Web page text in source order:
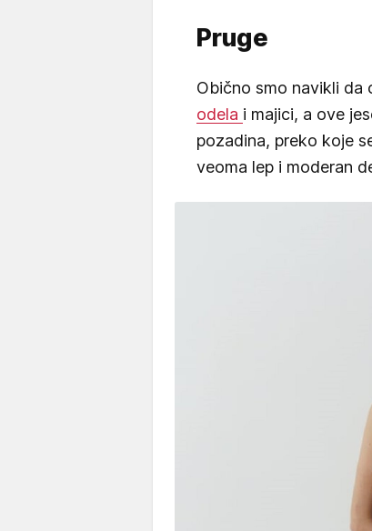
Pruge
Obično smo navikli da
odela i majici, a ove
pozadina, preko koje
veoma lep i moderan